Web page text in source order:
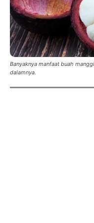
Banyaknya manfaat buah
dalamnya.